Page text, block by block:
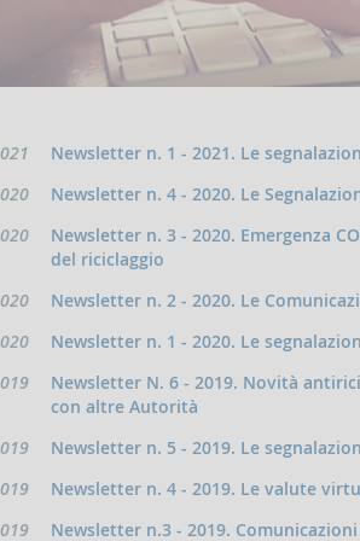
Newsletter n. 1 - 2021. Le
Newsletter n. 4 - 2020. Le
Newsletter n. 3 - 2020. Emergenza
del riciclaggio
Newsletter n. 2 - 2020. Le
Newsletter n. 1 - 2020. Le
Newsletter N. 6 - 2019. Novità
con altre Autorità
Newsletter n. 5 - 2019. Le
Newsletter n. 4 - 2019. Le valute
Newsletter n.3 - 2019.